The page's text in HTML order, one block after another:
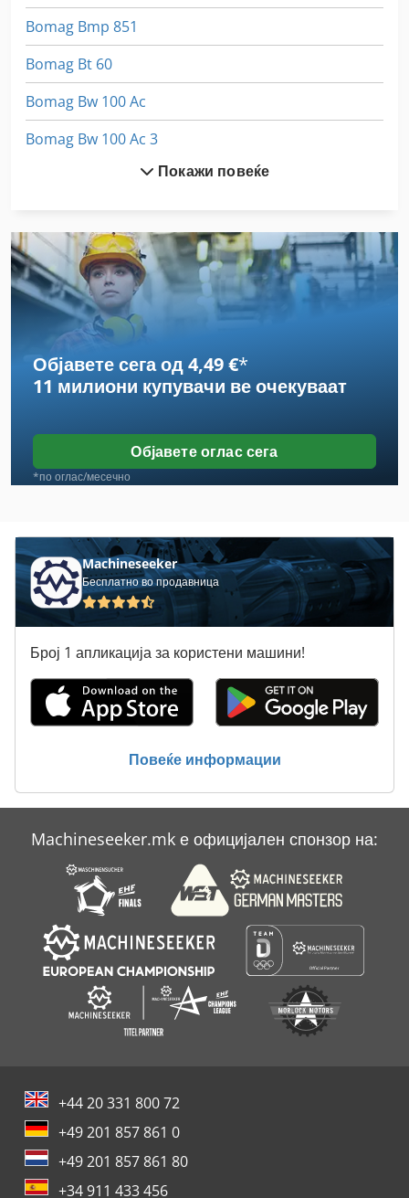
Bomag Bmp 851
Bomag Bt 60
Bomag Bw 100 Ac
Bomag Bw 100 Ac 3
Bomag Bw 100 Ad
Bomag Bw 100 Ad 3
Bomag Bw 100 Ad 4
Bomag Bw 100 Adm 2
Bomag Bw 120
Bomag Bw 120 Ad 2
Bomag Bw 120 Ad 5
Bomag Bw 177 D 3
Bomag Bw 6
Bomag Bw 75 S
Bomag Bw 80
Bomag Bw 80 Ad
Bomag Bw 80 Ad 2
Bomag Bw 90
Bomag Bw 90 Ad
Bomag Bw 90 Ad 2
Покажи повеќе
Објавете сега од 4,49 €*
11 милиони купувачи ве очекуваат
Објавете оглас сега
*по оглас/месечно
Machineseeker
Бесплатно во продавница
Број 1 апликација за користени машини!
Повеќе информации
Machineseeker.mk е официјален спонзор на:
+44 20 331 800 72
+49 201 857 861 0
+49 201 857 861 80
+34 911 433 456